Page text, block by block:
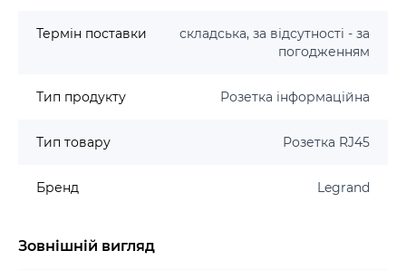
Термін поставки
складська, за відсутності - за
погодженням
Тип продукту Розетка інформаційна
Тип товару Розетка RJ45
Бренд Legrand
Зовнішній вигляд